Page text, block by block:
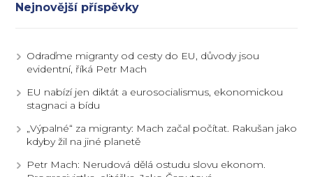
Nejnovější příspěvky
Odraďme migranty od cesty do EU, důvody jsou
evidentní, říká Petr Mach
EU nabízí jen diktát a eurosocialismus, ekonomickou
stagnaci a bídu
„Výpalné“ za migranty: Mach začal počítat. Rakušan jako
kdyby žil na jiné planetě
Petr Mach: Nerudová dělá ostudu slovu ekonom.